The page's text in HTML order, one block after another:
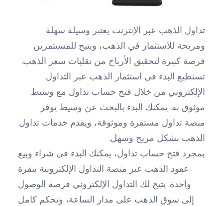
تداول الذهب عبر الإنترنت يعتبر وسيلة سهلة
ومربحة للاستثمار في الذهب، ويتيح للمستثمرين
فرصة كبيرة لتحقيق الأرباح من تقلبات سعر الذهب.
تستطيع البدء في استثمار الذهب عبر التداول
الإلكتروني من خلال فتح حساب تداول مع وسيط
موثوق به. يمكنك البدء بالبحث عن وسيط يوفر
منصة تداول مستقرة وموثوقة، ويقدم خدمات تداول
الذهب بشكل مريح وسهل.
بمجرد فتح حساب تداول، يمكنك البدء في شراء وبيع
عقود الذهب عبر منصة التداول الإلكترونية بنقرة
واحدة. يتيح لك التداول الإلكتروني فرصة الوصول
إلى سوق الذهب على مدار الساعة، وتحكم كامل